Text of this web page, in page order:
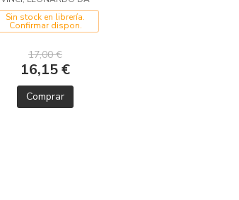
Sin stock en librería.
Confirmar dispon.
17,00 €
16,15 €
Comprar